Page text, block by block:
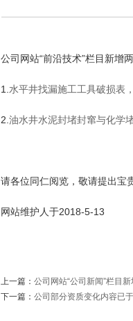
公司网站“前沿技术”栏目新增
1. 水平井找漏施工工具破损表
2.油水井水泥封堵封窜与化学
请各位同仁阅览，敬请提出宝
网站维护人于2018-5-13
上一篇：公司网站“公司新闻”栏目
下一篇：公司部分资质变化内容已